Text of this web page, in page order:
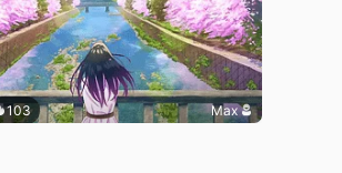
103 Max